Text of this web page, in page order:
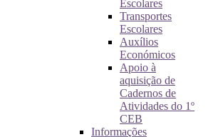
Escolares
Transportes
Escolares
Auxílios
Económicos
Apoio à
aquisição de
Cadernos de
Atividades do 1º
CEB
Informações